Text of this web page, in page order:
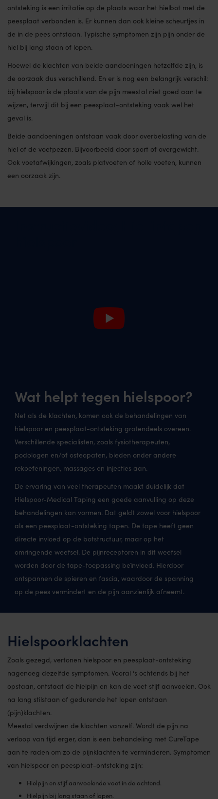
ontsteking is een irritatie op de plaats waar het hielbot met de
peesplaat verbonden is. Er kunnen dan ook kleine scheurtjes in
de in de pees ontstaan. Typische symptomen zijn pijn onder de
hiel bij lang staan of lopen.
Hoewel de klachten van beide aandoeningen hetzelfde zijn, is
de oorzaak dus verschillend. En er is nog een belangrijk verschil:
bij hielspoor is de plaats van de pijn meestal niet goed aan te
wijzen, terwijl dit bij een peesplaat-ontsteking vaak wel het
geval is.
Beide aandoeningen ontstaan vaak door overbelasting van de
hiel of de voetpezen. Bijvoorbeeld door sport of overgewicht.
Ook voetafwijkingen, zoals platvoeten of holle voeten, kunnen
een oorzaak zijn.
Wat helpt tegen hielspoor?
Net als de klachten, komen ook de behandelingen van
hielspoor en peesplaat-ontsteking grotendeels overeen.
Verschillende specialisten, zoals fysiotherapeuten,
podologen en/of osteopaten, bieden onder andere
rekoefeningen, massages en injecties aan.
De ervaring van veel therapeuten maakt duidelijk dat
Hielspoor-Medical Taping een goede aanvulling op deze
behandelingen kan vormen. Dat geldt zowel voor hielspoor
als een peesplaat-ontsteking tapen. De tape heeft geen
directe invloed op de botstructuur, maar op het
omringende weefsel. De pijnreceptoren in dit weefsel
worden door de tape-toepassing beïnvloed. Hierdoor
ontspannen de spieren en fascia, waardoor de spanning
op de pees vermindert en de pijn aanzienlijk afneemt.
Hielspoorklachten
Zoals gezegd, vertonen hielspoor en peesplaat-ontsteking
nagenoeg dezelfde symptomen. Vooral ‘s ochtends bij het
opstaan, ontstaat de hielpijn en kan de voet stijf aanvoelen. Ook
na lang stilstaan of gedurende het lopen ontstaan
(pijn)klachten.
Meestal verdwijnen de klachten vanzelf. Wordt de pijn na
verloop van tijd erger, dan is een behandeling met CureTape
aan te raden om zo de pijnklachten te verminderen. Symptomen
van hielspoor en peesplaat-ontsteking zijn:
Hielpijn en stijf aanvoelende voet in de ochtend.
Hielpijn bij lang staan of lopen.